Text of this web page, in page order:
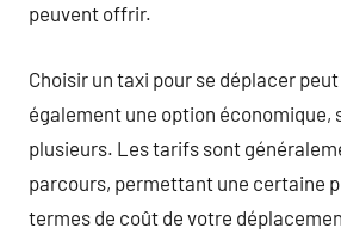
peuvent offrir.
Choisir un taxi pour se déplacer peut
également une option économique,
plusieurs. Les tarifs sont
parcours, permettant une certaine
termes de coût de votre